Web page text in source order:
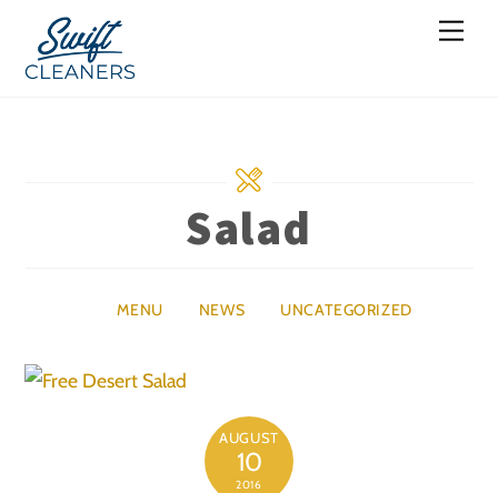
content
Salad
MENU NEWS UNCATEGORIZED
AUGUST
10
2016